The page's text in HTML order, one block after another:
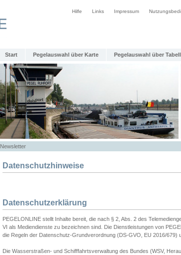
Hilfe Links Impressum
Start Pegelauswahl über Karte Pegelauswahl über
Newsletter
Datenschutzhinweise
Datenschutzerklärung
PEGELONLINE stellt Inhalte bereit, die nach § 2, Abs. 2 des
VI als Mediendienste zu bezeichnen sind. Die Dienstleistungen von
die Regeln der Datenschutz-Grundverordnung (DS-GVO, EU 2016/679)
Die Wasserstraßen- und Schifffahrtsverwaltung des Bundes (WSV,